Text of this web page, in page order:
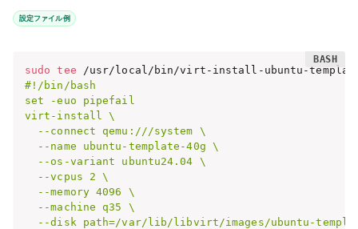
設定ファイル例
sudo tee /usr/local/bin/virt-install-ubuntu-
#!/bin/bash
set -euo pipefail
virt-install \
  --connect qemu:///system \
  --name ubuntu-template-40g \
  --os-variant ubuntu24.04 \
  --vcpus 2 \
  --memory 4096 \
  --machine q35 \
--disk path=/var/lib/libvirt/images/ubuntu-